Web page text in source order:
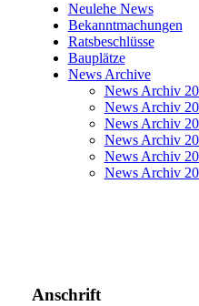
Neulehe News
Bekanntmachungen
Ratsbeschlüsse
Bauplätze
News Archive
News Archiv
News Archiv
News Archiv
News Archiv
News Archiv
News Archiv
Anschrift